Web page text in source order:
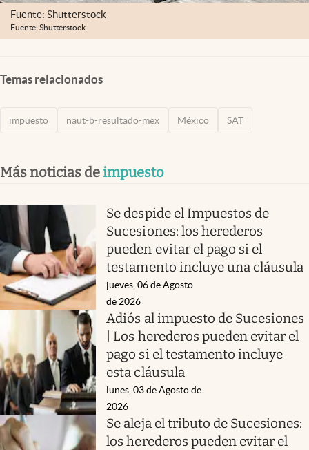
Fuente: Shutterstock
Fuente: Shutterstock
Temas relacionados
impuesto naut-b-resultado-mex México SAT
Más noticias deimpuesto
Se despide el Impuestos de
Sucesiones: los herederos
pueden evitar el pago si el
testamento incluye una cláusula
jueves, 06 de Agosto
de 2026
Adiós al impuesto de Sucesiones
| Los herederos pueden evitar el
pago si el testamento incluye
esta cláusula
lunes, 03 de Agosto de
2026
Se aleja el tributo de Sucesiones:
los herederos pueden evitar el